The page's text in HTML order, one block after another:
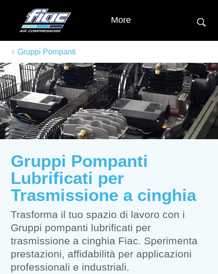
More
Gruppi Pompanti
Gruppi Pompanti
Lubrificati per
Trasmissione a cinghia
Trasforma il tuo spazio di lavoro con i
Gruppi pompanti lubrificati per
trasmissione a cinghia Fiac. Sperimenta
prestazioni, affidabilità per applicazioni
professionali e industriali.